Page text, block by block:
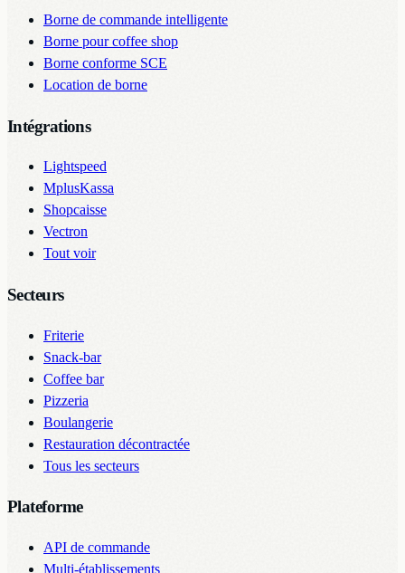
Borne de commande intelligente
Borne pour coffee shop
Borne conforme SCE
Location de borne
Intégrations
Lightspeed
MplusKassa
Shopcaisse
Vectron
Tout voir
Secteurs
Friterie
Snack-bar
Coffee bar
Pizzeria
Boulangerie
Restauration décontractée
Tous les secteurs
Plateforme
API de commande
Multi-établissements